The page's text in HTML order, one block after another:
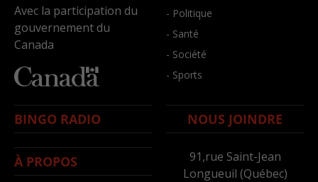
Avec la participation du
gouvernement du
Canada
- Politique
- Santé
- Société
- Sports
BINGO RADIO
À PROPOS
NOUS JOINDRE
91,rue Saint-Jean
Longueuil (Québec)